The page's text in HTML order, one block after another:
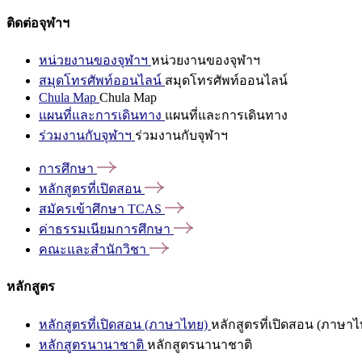
ติดต่อจุฬาฯ
หน่วยงานของจุฬาฯ หน่วยงานของจุฬาฯ
สมุดโทรศัพท์ออนไลน์ สมุดโทรศัพท์ออนไลน์
Chula Map Chula Map
แผนที่และการเดินทาง แผนที่และการเดินทาง
ร่วมงานกับจุฬาฯ ร่วมงานกับจุฬาฯ
การศึกษา
หลักสูตรที่เปิดสอน
สมัครเข้าศึกษา TCAS
ค่าธรรมเนียมการศึกษา
คณะและสำนักวิชา
หลักสูตร
หลักสูตรที่เปิดสอน (ภาษาไทย) หลักสูตรที่เปิดสอน (ภาษาไ
หลักสูตรนานาชาติ หลักสูตรนานาชาติ